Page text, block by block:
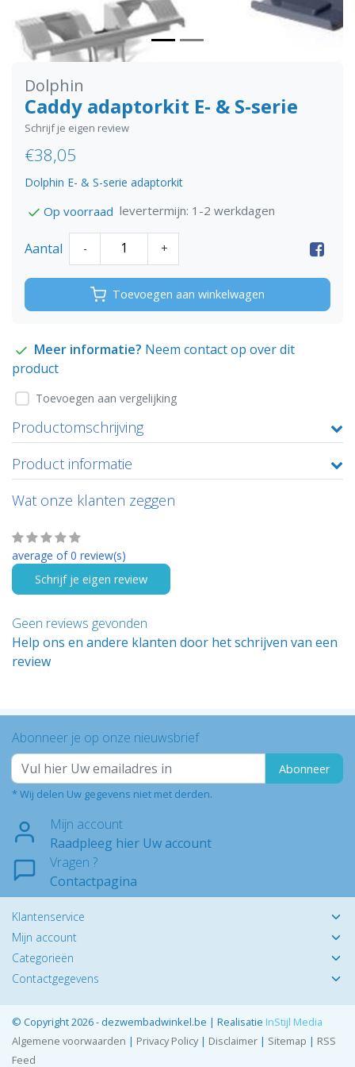
Dolphin
Caddy adaptorkit E- & S-serie
Schrijf je eigen review
€38,05
Dolphin E- & S-serie adaptorkit
Op voorraad levertermijn: 1-2 werkdagen
Aantal - +
Toevoegen aan winkelwagen
Meer informatie? Neem contact op over dit
product
Toevoegen aan vergelijking
Productomschrijving
Product informatie
Wat onze klanten zeggen
average of 0 review(s)
Schrijf je eigen review
Geen reviews gevonden
Help ons en andere klanten door het schrijven van een
review
Abonneer je op onze nieuwsbrief
Abonneer
* Wij delen Uw gegevens niet met derden.
Mijn account
Raadpleeg hier Uw account
Vragen ?
Contactpagina
Klantenservice
Mijn account
Categorieën
Contactgegevens
© Copyright 2026 - dezwembadwinkel.be | Realisatie InStijl Media
Algemene voorwaarden | Privacy Policy| Disclaimer | Sitemap | RSS
Feed